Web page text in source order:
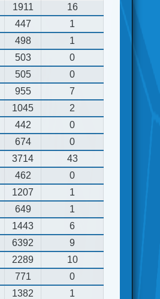
1911
16
447
1
498
1
503
0
505
0
955
7
1045
2
442
0
674
0
3714
43
462
0
1207
1
649
1
1443
6
6392
9
2289
10
771
0
1382
1